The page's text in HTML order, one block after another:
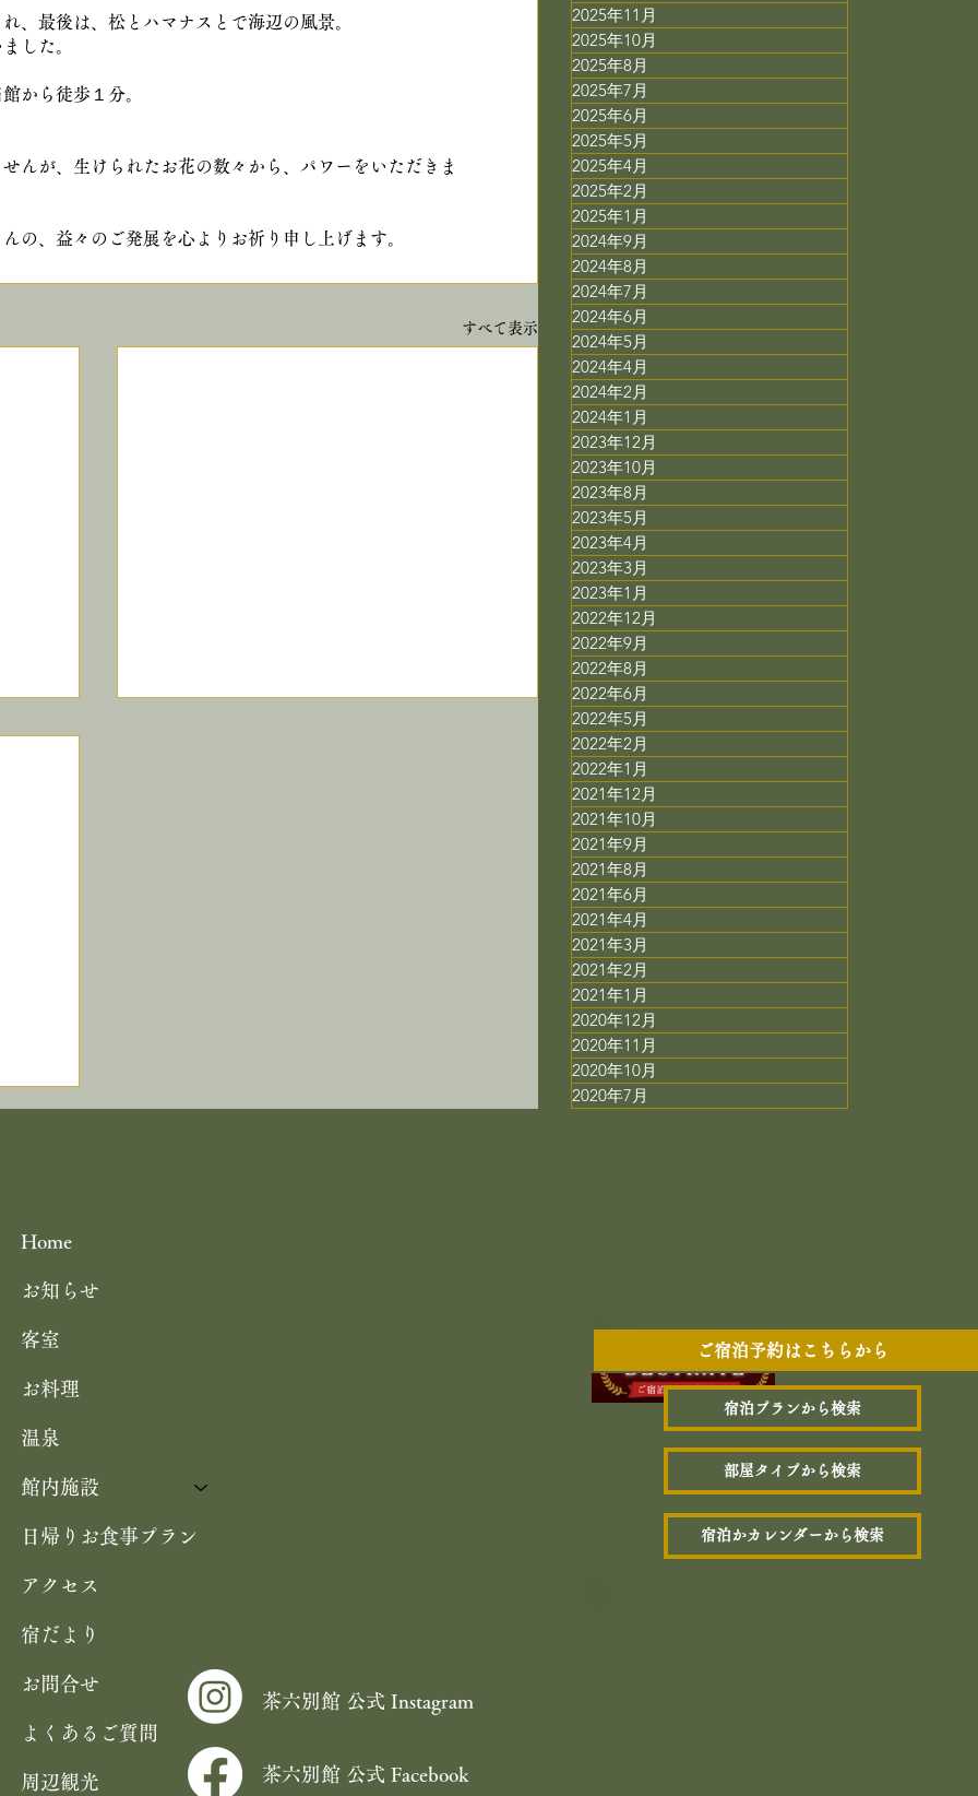
、最後は、松とハマナスとで海辺の風景。
した。
から徒歩１分。
んが、生けられたお花の数々から、パワーをいただきま
の、益々のご発展を心よりお祈り申し上げます。
すべて表示
2025年11月
2025年10月
2025年8月
2025年7月
2025年6月
2025年5月
2025年4月
2025年2月
2025年1月
2024年9月
2024年8月
2024年7月
2024年6月
2024年5月
2024年4月
2024年2月
2024年1月
2023年12月
2023年10月
2023年8月
2023年5月
2023年4月
2023年3月
2023年1月
2022年12月
2022年9月
2022年8月
2022年6月
2022年5月
2022年2月
2022年1月
2021年12月
2021年10月
2021年9月
2021年8月
2021年6月
2021年4月
2021年3月
2021年2月
2021年1月
2020年12月
2020年11月
2020年10月
2020年7月
Home
お知らせ
客室
お料理
温泉
館内施設
日帰りお食事プラン
アクセス
宿だより
お問合せ
よくあるご質問
周辺観光
茶六別館 公式 Instagram
茶六別館 公式 Facebook
ご宿泊予約はこちらから
宿泊プランから検索
部屋タイプから検索
宿泊かカレンダーから検索